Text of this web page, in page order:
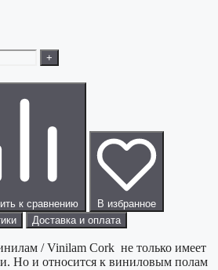
+
к сравнению
В избранное
Доставка и оплата
/ Vinilam Cork не только имеет
Но и относится к виниловым полам